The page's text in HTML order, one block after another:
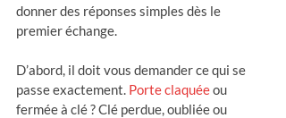
donner des réponses simples dès le
premier échange.
D’abord, il doit vous demander ce qui se
passe exactement. Porte claquée ou
fermée à clé ? Clé perdue, oubliée ou